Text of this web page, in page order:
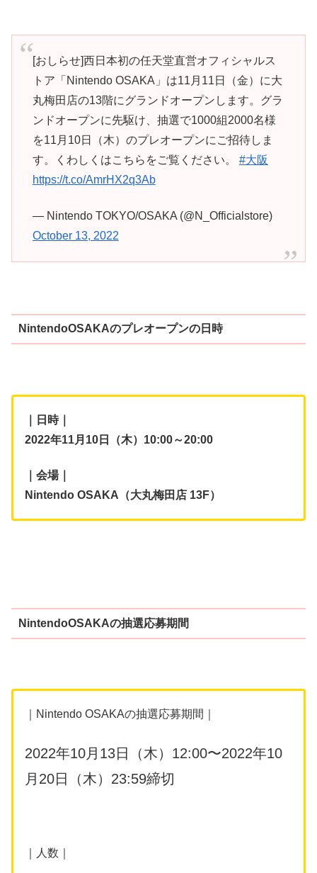
[おしらせ]西日本初の任天堂直営オフィシャルス
トア「Nintendo OSAKA」は11月11日（金）に大
丸梅田店の13階にグランドオープンします。グラ
ンドオープンに先駆け、抽選で1000組2000名様
を11月10日（木）のプレオープンにご招待しま
す。くわしくはこちらをご覧ください。 #大阪
https://t.co/AmrHX2q3Ab
— Nintendo TOKYO/OSAKA (@N_Officialstore)
October 13, 2022
NintendoOSAKAのプレオープンの日時
｜日時｜
2022年11月10日（木）10:00～20:00
｜会場｜
Nintendo OSAKA（大丸梅田店 13F）
NintendoOSAKAの抽選応募期間
｜Nintendo OSAKAの抽選応募期間｜
2022年10月13日（木）12:00〜2022年10
月20日（木）23:59締切
｜人数｜